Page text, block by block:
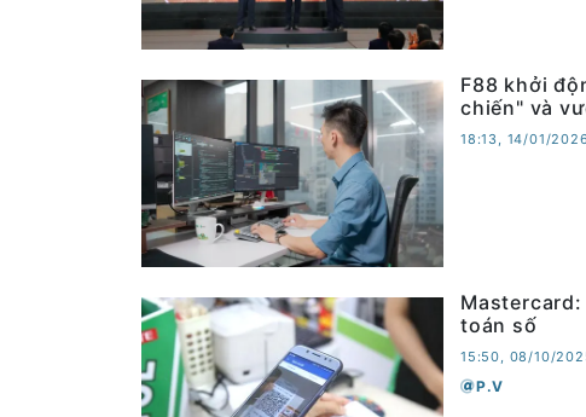
F88 khởi
chiến" và
18:13, 14/01/2026
toán số
15:50, 08/10/
P.V